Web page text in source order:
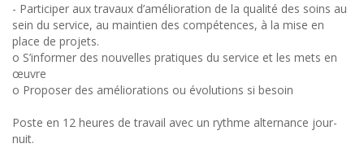
- Participer aux travaux d’amélioration de la qualité des soins au
sein du service, au maintien des compétences, à la mise en
place de projets.
o S’informer des nouvelles pratiques du service et les mets en
œuvre
o Proposer des améliorations ou évolutions si besoin
Poste en 12 heures de travail avec un rythme alternance jour-
nuit.